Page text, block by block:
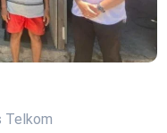
Telkom